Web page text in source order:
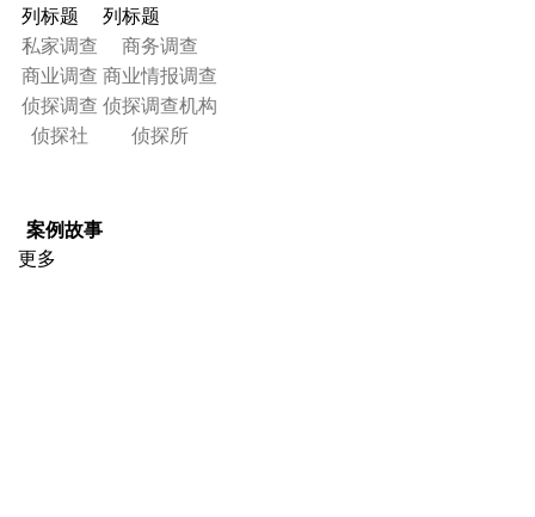
列标题
列标题
私家调查
商务调查
商业调查 商业情报调查
侦探调查 侦探调查机构
侦探社
侦探所
案例故事
更多